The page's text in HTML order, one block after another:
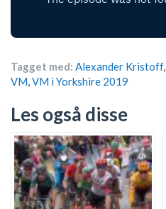
Tagget med: Alexander Kristoff,
VM,VM i Yorkshire 2019
Les også disse